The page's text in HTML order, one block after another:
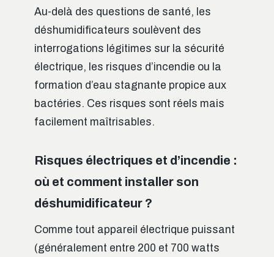
Au-delà des questions de santé, les
déshumidificateurs soulèvent des
interrogations légitimes sur la sécurité
électrique, les risques d’incendie ou la
formation d’eau stagnante propice aux
bactéries. Ces risques sont réels mais
facilement maîtrisables.
Risques électriques et d’incendie :
où et comment installer son
déshumidificateur ?
Comme tout appareil électrique puissant
(généralement entre 200 et 700 watts